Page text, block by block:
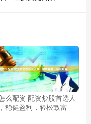
么配资 配资炒股首选人
稳健盈利，轻松致富